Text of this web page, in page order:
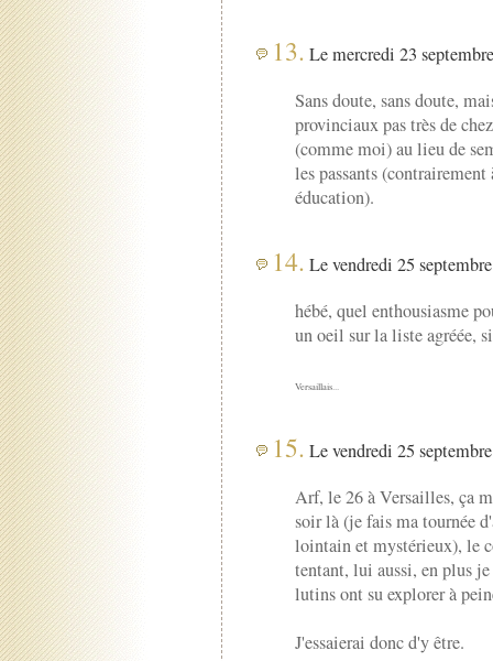
13. Le mercredi 23
Sans doute, sans doute,
provinciaux pas très de
(comme moi) au lieu de
les passants
éducation).
14. Le vendredi 25
hébé, quel enthousiasme
un oeil sur la liste agréée,
Versaillais...
15. Le vendredi 25
Arf, le 26 à Versailles, ça
soir là (je fais ma tournée
lointain et mystérieux), le
tentant, lui aussi, en plus
lutins ont su explorer à
J'essaierai donc d'y être.